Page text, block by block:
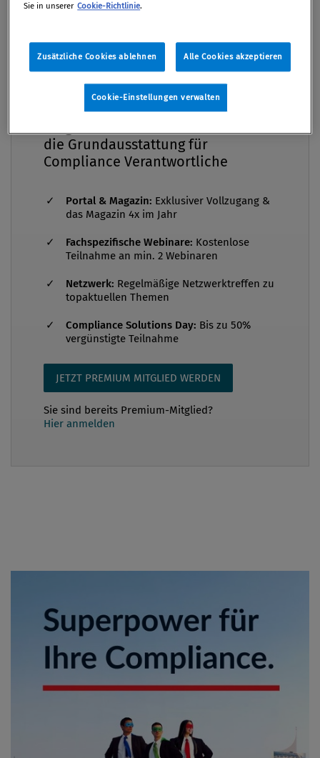
über die Betriebsvereinbarung eine eigene
In Zukunft werden auf das Personalmanagement
wohl weitere, komplexe Aufgaben in Sachen
Compliance zukommen.
31. Mai 2012 / Erschienen in Compliance Praxis
2/2012, S. 30
befolgt werden oder nicht, hängt vom Verhalten
Einstellungen und verhaltensprägenden Strukturen
ab. Aus diesem Grund ist ein wirksames
Personalmanagement für eine effiziente und
funktionierende Compliance-Struktur unverzichtbar.
Da stets Mitarbeiter als Schwachstelle zu
identifizieren sind, wenn es um die Verletzung von
Rechtsvorschriften geht, besteht ein klarer
Handlungsauftrag an das Personalmanagement,
Compliance Praxis Premium
die Grundausstattung für
Compliance Verantwortliche
Portal & Magazin: Exklusiver Vollzugang &
das Magazin 4x im Jahr
Fachspezifische Webinare: Kostenlose
Teilnahme an min. 2 Webinaren
Netzwerk: Regelmäßige Netzwerktreffen zu
topaktuellen Themen
Compliance Solutions Day: Bis zu 50%
vergünstigte Teilnahme
JETZT PREMIUM MITGLIED WERDEN
Sie sind bereits Premium-Mitglied?
Hier anmelden
Sie in unserer Cookie-Richtlinie.
Zusätzliche Cookies ablehnen Alle Cookies akzeptieren
Cookie-Einstellungen verwalten